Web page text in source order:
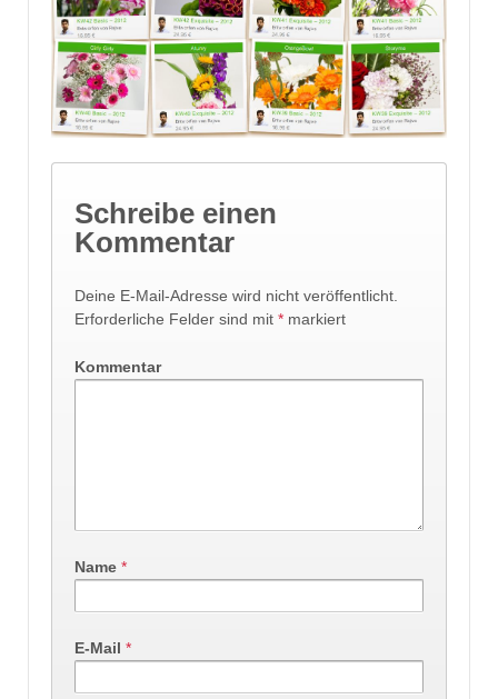
Schreibe einen
Kommentar
Deine E-Mail-Adresse wird nicht veröffentlicht.
Erforderliche Felder sind mit * markiert
Kommentar
Name *
E-Mail *